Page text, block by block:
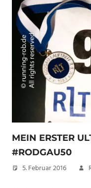
MEIN ERSTER
#RODGAU50
5. Februar 2016